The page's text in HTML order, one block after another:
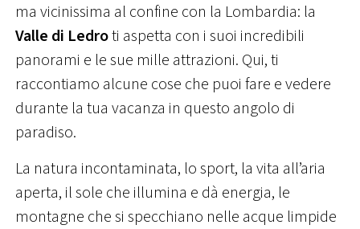
ma vicinissima al confine con la Lombardia: la
Valle di Ledroti aspetta con i suoi incredibili
panorami e le sue mille attrazioni. Qui, ti
raccontiamo alcune cose che puoi fare e vedere
durante la tua vacanza in questo angolo di
paradiso.
La natura incontaminata, lo sport, la vita all’aria
aperta, il sole che illumina e dà energia, le
montagne che si specchiano nelle acque limpide